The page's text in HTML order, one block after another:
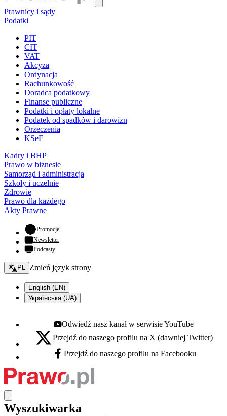
Prawnicy i sądy
Podatki
PIT
CIT
VAT
Akcyza
Ordynacja
Rachunkowość
Doradca podatkowy
Finanse publiczne
Podatki i opłaty lokalne
Podatek od spadków i darowizn
Orzeczenia
KSeF
Kadry i BHP
Prawo w biznesie
Samorząd i administracja
Szkoły i uczelnie
Zdrowie
Prawo dla każdego
Akty Prawne
Promocje- otwiera się w nowej karcie
Newsletter
Podcasty
Zmień język - bieżący:
PL Zmień język strony
English (EN)
Українська (UA)
Youtube - otwiera się w nowej karcie
Odwiedź nasz kanał w serwisie YouTube
X - otwiera się w nowej karcie
Przejdź do naszego profilu na X (dawniej Twitter)
Facebook - otwiera się w nowej karcie
Przejdź do naszego profilu na Facebooku
Wyszukiwarka